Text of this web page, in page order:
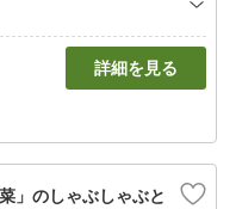
詳細を見る
」のしゃぶしゃぶと